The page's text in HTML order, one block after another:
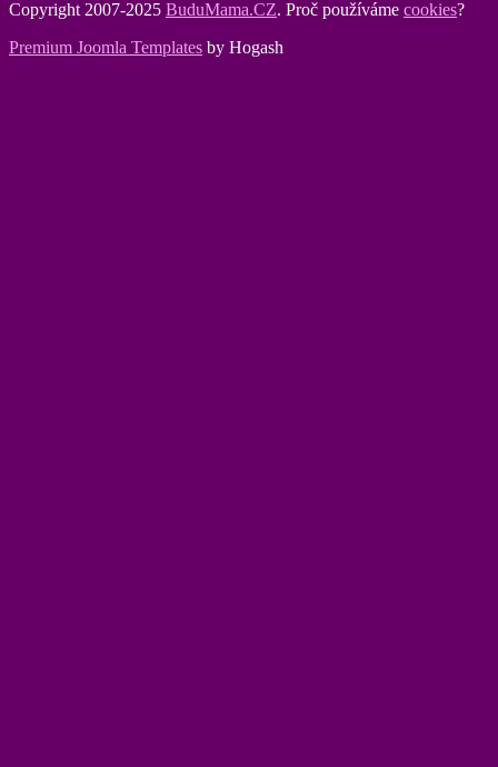
Copyright 2007-2025 BuduMama.CZ. Proč používáme cookies?
Premium Joomla Templates by Hogash